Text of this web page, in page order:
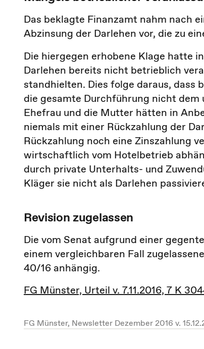
Das beklagte Finanzamt nahm nach
Abzinsung der Darlehen vor, die zu
Die hiergegen erhobene Klage hatte
Darlehen bereits nicht betrieblich
standhielten. Dies folge daraus,
die gesamte Durchführung nicht
Ehefrau und die Mutter hätten in
niemals mit einer Rückzahlung der
Rückzahlung noch eine Zinszahlung
wirtschaftlich vom Hotelbetrieb
durch private Unterhalts- und
Kläger sie nicht als Darlehen
Revision zugelassen
Die vom Senat aufgrund einer
einem vergleichbaren Fall
40/16 anhängig.
FG Münster, Urteil v. 7.11.2016, 7 K
FG Münster, Newsletter Dezember 2016 v.